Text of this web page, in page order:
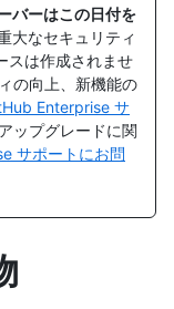
バーはこの日付を
大なセキュリティ
スは作成されませ
の向上、新機能の
Enterprise サ
ップグレードに関
サポートにお問